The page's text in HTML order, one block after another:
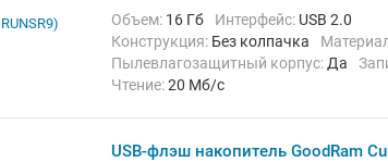
Объем: 16 Гб Интерфейс: USB 2.0
Конструкция: Без колпачка
Пылевлагозащитный корпус: Да
Чтение:20 Мб/с
USB-флэш накопитель GoodRam